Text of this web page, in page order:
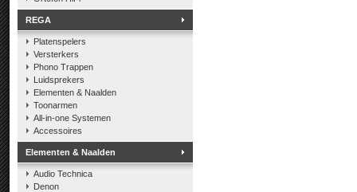
REGA
Platenspelers
Versterkers
Phono Trappen
Luidsprekers
Elementen & Naalden
Toonarmen
All-in-one Systemen
Accessoires
Elementen & Naalden
Audio Technica
Denon